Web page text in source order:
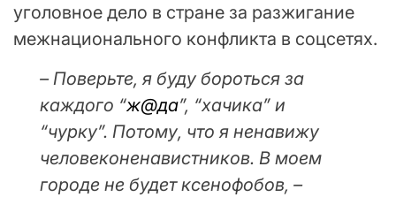
уголовное дело в стране за разжигание
межнационального конфликта в соцсетях.
– Поверьте, я буду бороться за
каждого “ж@да”, “хачика” и
“чурку”. Потому, что я ненавижу
человеконенавистников. В моем
городе не будет ксенофобов, –